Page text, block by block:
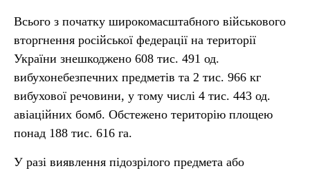
Всього з початку широкомасштабного військового
вторгнення російської федерації на території
України знешкоджено 608 тис. 491 од.
вибухонебезпечних предметів та 2 тис. 966 кг
вибухової речовини, у тому числі 4 тис. 443 од.
авіаційних бомб. Обстежено територію площею
понад 188 тис. 616 га.
У разі виявлення підозрілого предмета або